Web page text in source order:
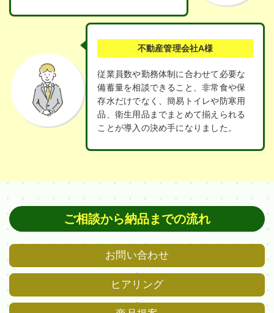
不動産管理会社A様
従業員数や勤務体制に合わせて必要な
備蓄量を相談できること、非常食や保
存水だけでなく、簡易トイレや防寒用
品、衛生用品までまとめて揃えられる
ことが導入の決め手になりました。
ご相談から納品までの流れ
お問い合わせ
ヒアリング